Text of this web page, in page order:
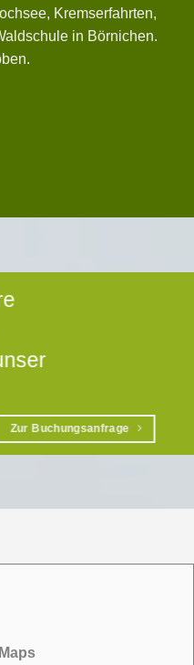
Kremserfahrten,
in Börnichen.
Zur Buchungsanfrage